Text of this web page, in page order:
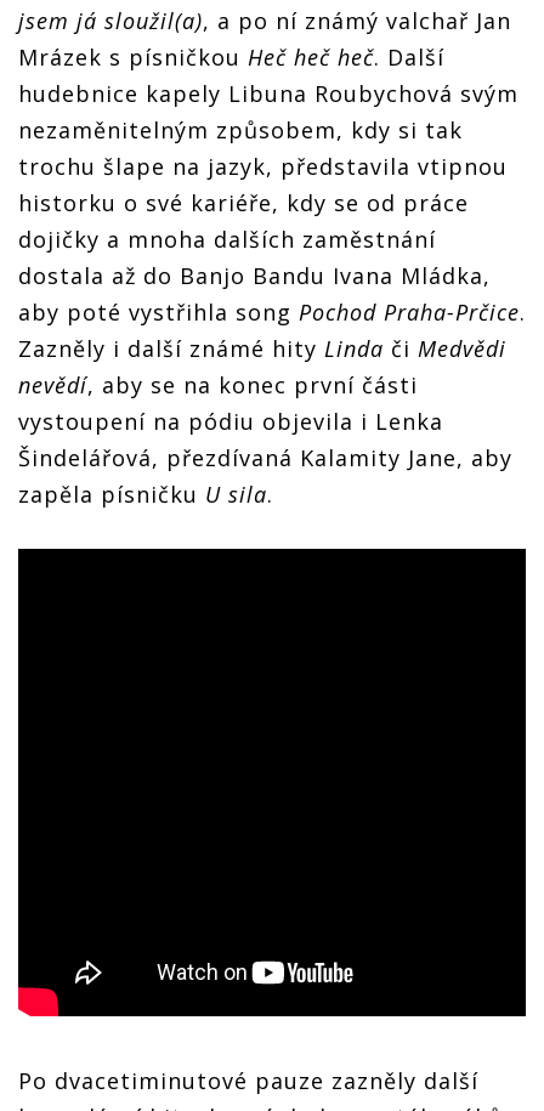
jsem já sloužil(a), a po ní známý valchař Jan
Mrázek s písničkou Heč heč heč. Další
hudebnice kapely Libuna Roubychová svým
nezaměnitelným způsobem, kdy si tak
trochu šlape na jazyk, představila vtipnou
historku o své kariéře, kdy se od práce
dojičky a mnoha dalších zaměstnání
dostala až do Banjo Bandu Ivana Mládka,
aby poté vystřihla song Pochod Praha-Prčice.
Zazněly i další známé hity Linda či Medvědi
nevědí, aby se na konec první části
vystoupení na pódiu objevila i Lenka
Šindelářová, přezdívaná Kalamity Jane, aby
zapěla písničku U sila.
Po dvacetiminutové pauze zazněly další